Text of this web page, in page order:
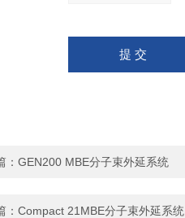
： GEN200 MBE分子束外延系统
： Compact 21MBE分子束外延系统